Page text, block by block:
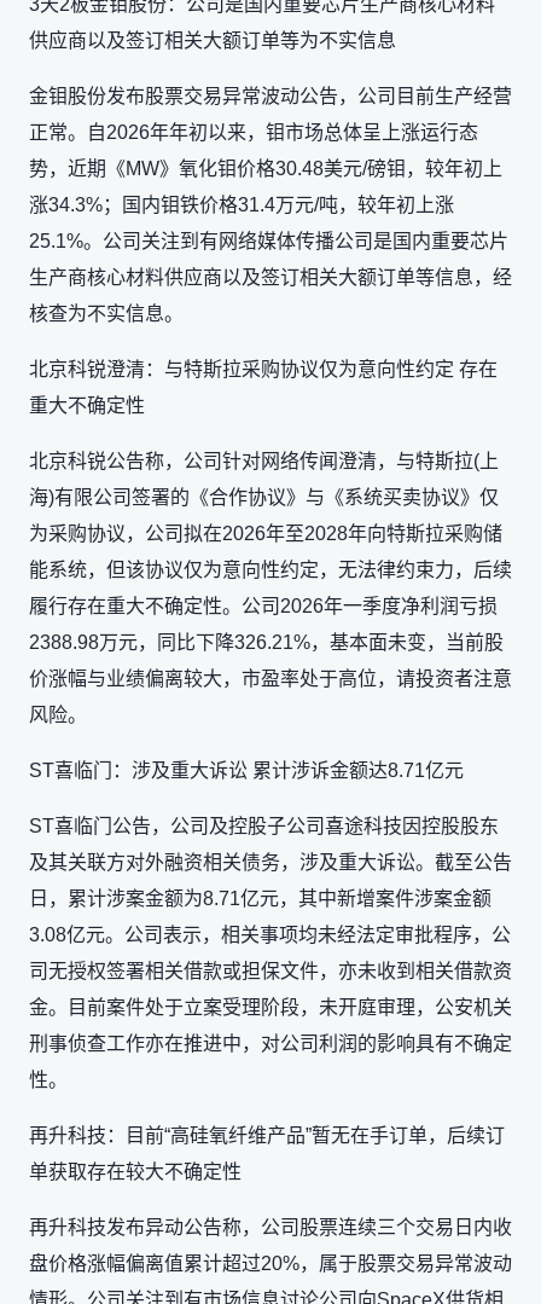
供应商以及签订相关大额订单等为不实信息
金钼股份发布股票交易异常波动公告，公司目前生产经营
正常。自2026年年初以来，钼市场总体呈上涨运行态
势，近期《MW》氧化钼价格30.48美元/磅钼，较年初上
涨34.3%；国内钼铁价格31.4万元/吨，较年初上涨
25.1%。公司关注到有网络媒体传播公司是国内重要芯片
生产商核心材料供应商以及签订相关大额订单等信息，经
核查为不实信息。
北京科锐澄清：与特斯拉采购协议仅为意向性约定 存在
重大不确定性
北京科锐公告称，公司针对网络传闻澄清，与特斯拉(上
海)有限公司签署的《合作协议》与《系统买卖协议》仅
为采购协议，公司拟在2026年至2028年向特斯拉采购储
能系统，但该协议仅为意向性约定，无法律约束力，后续
履行存在重大不确定性。公司2026年一季度净利润亏损
2388.98万元，同比下降326.21%，基本面未变，当前股
价涨幅与业绩偏离较大，市盈率处于高位，请投资者注意
风险。
ST喜临门：涉及重大诉讼 累计涉诉金额达8.71亿元
ST喜临门公告，公司及控股子公司喜途科技因控股股东
及其关联方对外融资相关债务，涉及重大诉讼。截至公告
日，累计涉案金额为8.71亿元，其中新增案件涉案金额
3.08亿元。公司表示，相关事项均未经法定审批程序，公
司无授权签署相关借款或担保文件，亦未收到相关借款资
金。目前案件处于立案受理阶段，未开庭审理，公安机关
刑事侦查工作亦在推进中，对公司利润的影响具有不确定
性。
再升科技：目前“高硅氧纤维产品”暂无在手订单，后续订
单获取存在较大不确定性
再升科技发布异动公告称，公司股票连续三个交易日内收
盘价格涨幅偏离值累计超过20%，属于股票交易异常波动
情形。公司关注到有市场信息讨论公司向SpaceX供货相